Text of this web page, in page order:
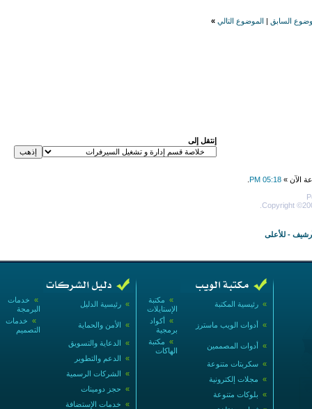
السابق الموضوع التالي »
إنتقل إلى
الآن » 05:18 PM
Copyright
- للأعلى
» خدمات
البرمجة
» رئيسية الدليل
» خدمات
التصميم
» الأمن والحماية
» الدعاية والتسويق
» الدعم والتطوير
» الشركات الرسمية
» حجز دومينات
» خدمات الإستضافة
» مكتبة
الإستايلات
» رئيسية المكتبة
» أكواد
برمجية
» أدوات الويب ماسترز
» مكتبة
الهاكات
» أدوات المصممين
» سكربتات متنوعة
» مجلات إلكترونية
» بلوكات متنوعة